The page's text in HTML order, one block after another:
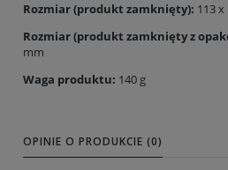
Rozmiar (produkt zamknięty): 113
Rozmiar (produkt zamknięty z
mm
Waga produktu: 140 g
OPINIE O PRODUKCIE (0)